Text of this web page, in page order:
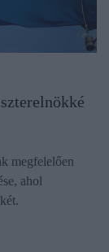
megfelelően
ahol